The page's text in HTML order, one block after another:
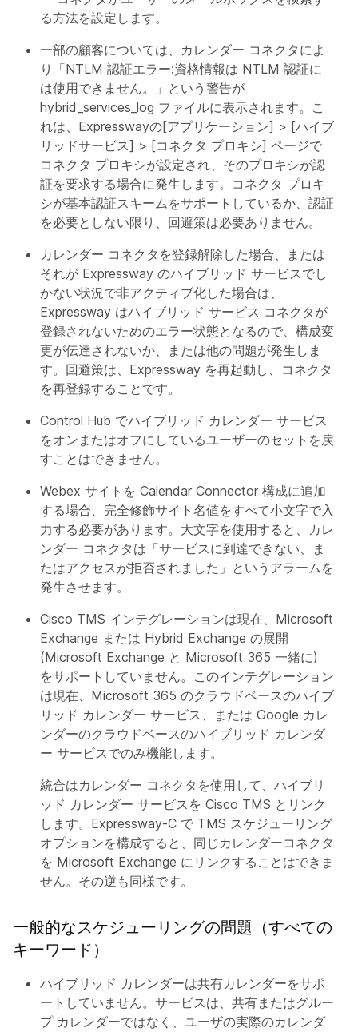
る方法を設定します。
一部の顧客については、カレンダー コネクタによ
り「NTLM 認証エラー:資格情報は NTLM 認証に
は使用できません。」という警告が
hybrid_services_log ファイルに表示されます。こ
れは、Expresswayの[アプリケーション] > [ハイブ
リッドサービス] > [コネクタ プロキシ] ページで
コネクタ プロキシが設定され、そのプロキシが認
証を要求する場合に発生します。コネクタ プロキ
シが基本認証スキームをサポートしているか、認証
を必要としない限り、回避策は必要ありません。
カレンダー コネクタを登録解除した場合、または
それが Expressway のハイブリッド サービスでし
かない状況で非アクティブ化した場合は、
Expressway はハイブリッド サービス コネクタが
登録されないためのエラー状態となるので、構成変
更が伝達されないか、または他の問題が発生しま
す。回避策は、Expressway を再起動し、コネクタ
を再登録することです。
Control Hub でハイブリッド カレンダー サービス
をオンまたはオフにしているユーザーのセットを戻
すことはできません。
Webex サイトを Calendar Connector 構成に追加
する場合、完全修飾サイト名値をすべて小文字で入
力する必要があります。大文字を使用すると、カレ
ンダー コネクタは「サービスに到達できない、ま
たはアクセスが拒否されました」というアラームを
発生させます。
Cisco TMS インテグレーションは現在、Microsoft
Exchange または Hybrid Exchange の展開
(Microsoft Exchange と Microsoft 365 一緒に)
をサポートしていません。このインテグレーション
は現在、Microsoft 365 のクラウドベースのハイブ
リッド カレンダー サービス、または Google カレ
ンダーのクラウドベースのハイブリッド カレンダ
ー サービスでのみ機能します。
統合はカレンダー コネクタを使用して、ハイブリ
ッド カレンダー サービスを Cisco TMS とリンク
します。Expressway-C で TMS スケジューリング
オプションを構成すると、同じカレンダーコネクタ
を Microsoft Exchange にリンクすることはできま
せん。その逆も同様です。
一般的なスケジューリングの問題（すべての
キーワード）
ハイブリッド カレンダーは共有カレンダーをサポ
ートしていません。サービスは、共有またはグルー
プ カレンダーではなく、ユーザの実際のカレンダ